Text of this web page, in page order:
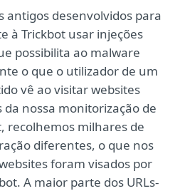
antigos desenvolvidos para
à Trickbot usar injeções
possibilita ao malware
o que o utilizador de um
vê ao visitar websites
da nossa monitorização de
recolhemos milhares de
diferentes, o que nos
foram visados por
A maior parte dos URLs-